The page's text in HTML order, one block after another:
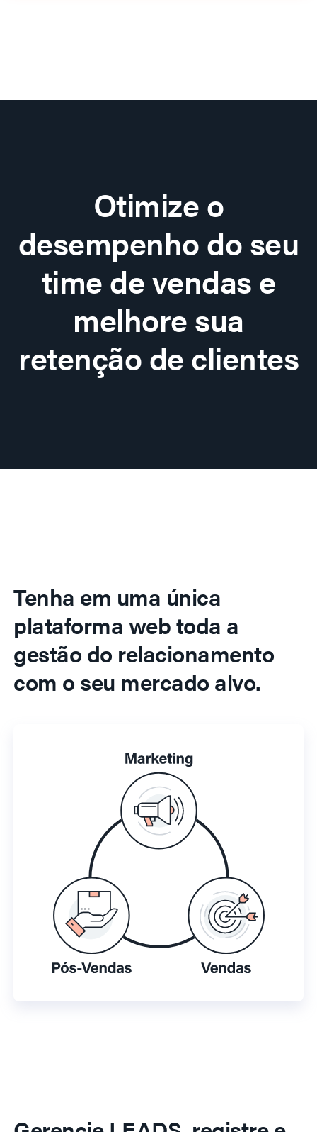
Otimize o
desempenho do seu
time de vendas e
melhore sua
retenção de clientes
Tenha em uma única
plataforma web toda a
gestão do relacionamento
com o seu mercado alvo.